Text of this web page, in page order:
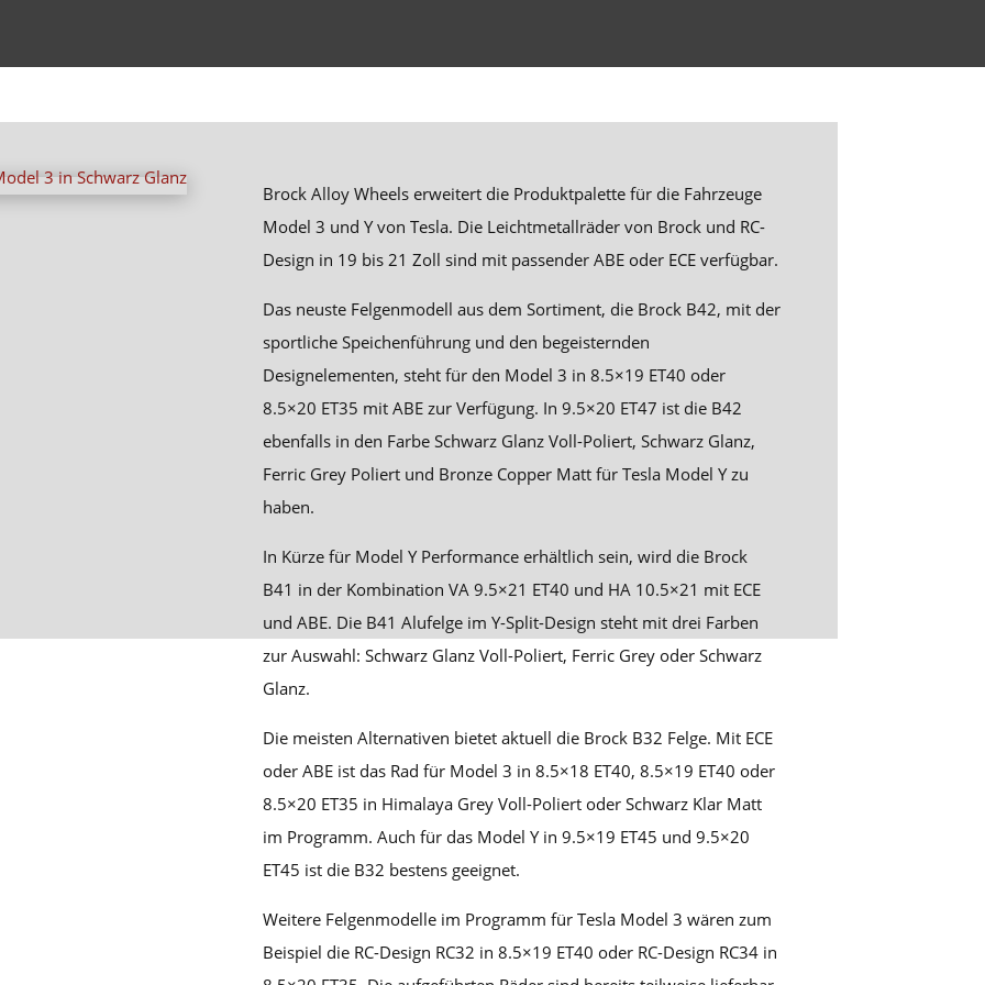
Brock Alloy Wheels erweitert die Produktpalette für die Fahrzeuge
Model 3 und Y von Tesla. Die Leichtmetallräder von Brock und RC-
Design in 19 bis 21 Zoll sind mit passender ABE oder ECE verfügbar.
Das neuste Felgenmodell aus dem Sortiment, die Brock B42, mit der
sportliche Speichenführung und den begeisternden
Designelementen, steht für den Model 3 in 8.5×19 ET40 oder
8.5×20 ET35 mit ABE zur Verfügung. In 9.5×20 ET47 ist die B42
ebenfalls in den Farbe Schwarz Glanz Voll-Poliert, Schwarz Glanz,
Ferric Grey Poliert und Bronze Copper Matt für Tesla Model Y zu
haben.
In Kürze für Model Y Performance erhältlich sein, wird die Brock
B41 in der Kombination VA 9.5×21 ET40 und HA 10.5×21 mit ECE
und ABE. Die B41 Alufelge im Y-Split-Design steht mit drei Farben
zur Auswahl: Schwarz Glanz Voll-Poliert, Ferric Grey oder Schwarz
Glanz.
Die meisten Alternativen bietet aktuell die Brock B32 Felge. Mit ECE
oder ABE ist das Rad für Model 3 in 8.5×18 ET40, 8.5×19 ET40 oder
8.5×20 ET35 in Himalaya Grey Voll-Poliert oder Schwarz Klar Matt
im Programm. Auch für das Model Y in 9.5×19 ET45 und 9.5×20
ET45 ist die B32 bestens geeignet.
Weitere Felgenmodelle im Programm für Tesla Model 3 wären zum
Beispiel die RC-Design RC32 in 8.5×19 ET40 oder RC-Design RC34 in